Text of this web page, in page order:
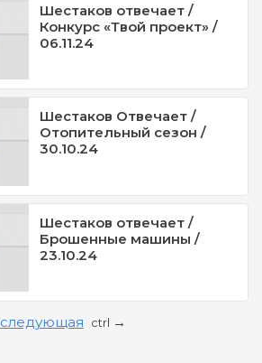
Шестаков отвечает /
Конкурс «Твой проект» /
06.11.24
Шестаков Отвечает /
Отопительный сезон /
30.10.24
Шестаков отвечает /
Брошенные машины /
23.10.24
следующая ctrl →